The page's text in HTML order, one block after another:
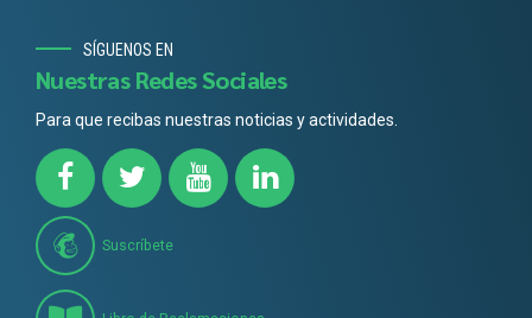
SÍGUENOS EN
Nuestras Redes Sociales
Para que recibas nuestras noticias y actividades.
Suscríbete